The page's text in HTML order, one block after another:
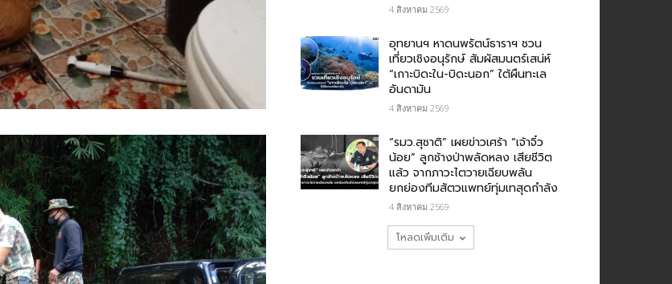
4 สิงหาคม 2569
อุทยานฯ หาดนพรัตน์ธาราฯ ชวน
เที่ยวเชิงอนุรักษ์ สัมผัสมนตร์เสน่ห์
“เกาะบิดะใน-บิดะนอก” ใต้ผืนทะเล
อันดามัน
4 สิงหาคม 2569
“รมว.สุชาติ” เผยข่าวเศร้า “เจ้าจิ๋ว
น้อย” ลูกช้างป่าพลัดหลง เสียชีวิต
แล้ว จากภาวะไตวายเฉียบพลัน
ยกย่องทีมสัตวแพทย์ทุ่มเทสุดกำลัง
4 สิงหาคม 2569
โหลดเพิ่มเติม